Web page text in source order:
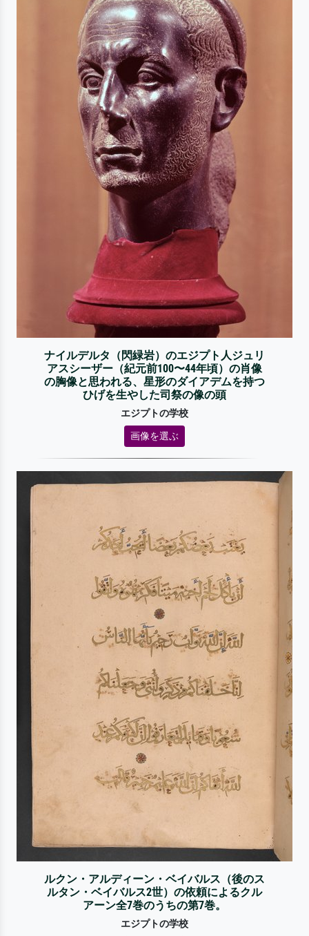
ナイルデルタ（閃緑岩）のエジプト人ジュリ
アスシーザー（紀元前100〜44年頃）の肖像
の胸像と思われる、星形のダイアデムを持つ
ひげを生やした司祭の像の頭
エジプトの学校
画像を選ぶ
ルクン・アルディーン・ベイバルス（後のス
ルタン・ベイバルス2世）の依頼によるクル
アーン全7巻のうちの第7巻。
エジプトの学校